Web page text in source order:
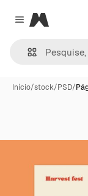
Close menu
Magnific
Início/stock/PSD/